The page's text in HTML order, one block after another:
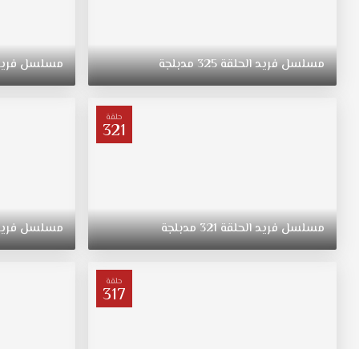
مسلسلفريدالحلقة325مدبلجة مسلسل
حلقة
321
مسلسلفريدالحلقة321مدبلجة مسلسل
حلقة
317